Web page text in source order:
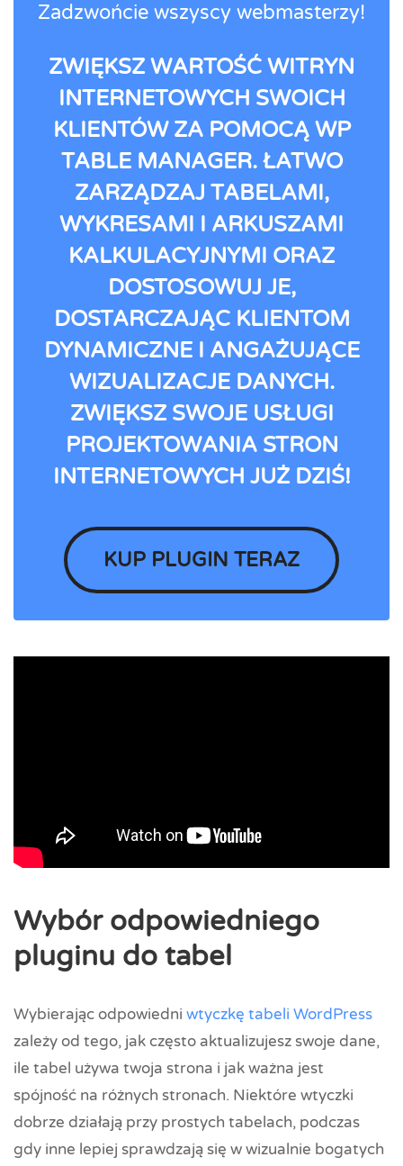
Zadzwońcie wszyscy webmasterzy!
ZWIĘKSZ WARTOŚĆ WITRYN
INTERNETOWYCH SWOICH
KLIENTÓW ZA POMOCĄ WP
TABLE MANAGER. ŁATWO
ZARZĄDZAJ TABELAMI,
WYKRESAMI I ARKUSZAMI
KALKULACYJNYMI ORAZ
DOSTOSOWUJ JE,
DOSTARCZAJĄC KLIENTOM
DYNAMICZNE I ANGAŻUJĄCE
WIZUALIZACJE DANYCH.
ZWIĘKSZ SWOJE USŁUGI
PROJEKTOWANIA STRON
INTERNETOWYCH JUŻ DZIŚ!
KUP PLUGIN TERAZ
Wybór odpowiedniego
pluginu do tabel
Wybierając odpowiedni wtyczkę tabeli WordPress
zależy od tego, jak często aktualizujesz swoje dane,
ile tabel używa twoja strona i jak ważna jest
spójność na różnych stronach. Niektóre wtyczki
dobrze działają przy prostych tabelach, podczas
gdy inne lepiej sprawdzają się w wizualnie bogatych